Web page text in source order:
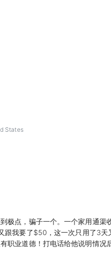
States
极点，骗子一个。一个家用通
跟我要了$50，这一次只用了3
职业道德！打电话给他说明情况